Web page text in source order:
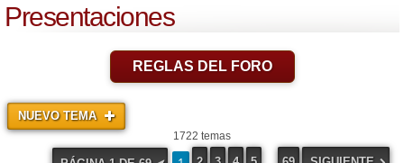
Presentaciones
REGLAS DEL FORO
NUEVO TEMA
1722 temas